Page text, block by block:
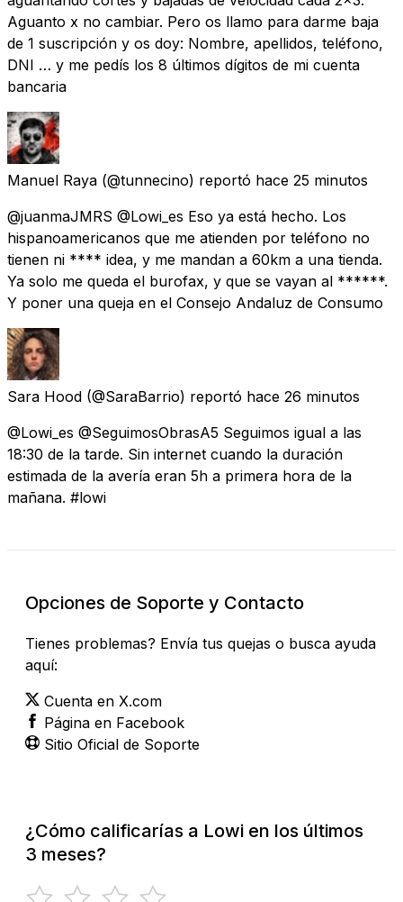
Aguanto x no cambiar. Pero os llamo para darme baja
de 1 suscripción y os doy: Nombre, apellidos, teléfono,
DNI … y me pedís los 8 últimos dígitos de mi cuenta
bancaria
Manuel Raya (@tunnecino) reportó hace 25 minutos
@juanmaJMRS @Lowi_es Eso ya está hecho. Los
hispanoamericanos que me atienden por teléfono no
tienen ni **** idea, y me mandan a 60km a una tienda.
Ya solo me queda el burofax, y que se vayan al ******.
Y poner una queja en el Consejo Andaluz de Consumo
Sara Hood (@SaraBarrio) reportó hace 26 minutos
@Lowi_es @SeguimosObrasA5 Seguimos igual a las
18:30 de la tarde. Sin internet cuando la duración
estimada de la avería eran 5h a primera hora de la
mañana. #lowi
Opciones de Soporte y Contacto
Tienes problemas? Envía tus quejas o busca ayuda
aquí:
Cuenta en X.com
Página en Facebook
Sitio Oficial de Soporte
¿Cómo calificarías a Lowi en los últimos
3 meses?